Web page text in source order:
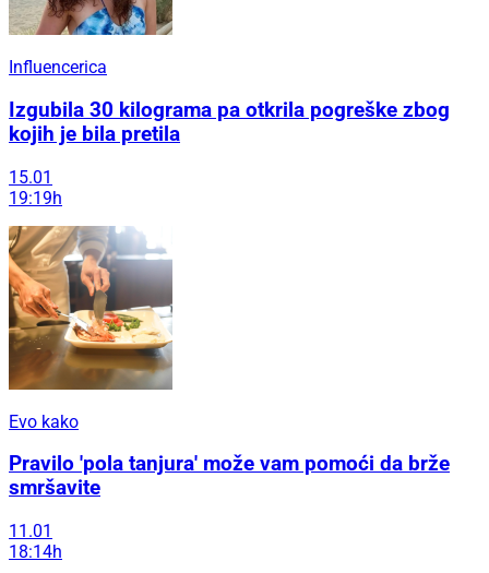
Influencerica
Izgubila 30 kilograma pa otkrila pogreške zbog
kojih je bila pretila
15.01
19:19h
Evo kako
Pravilo 'pola tanjura' može vam pomoći da brže
smršavite
11.01
18:14h